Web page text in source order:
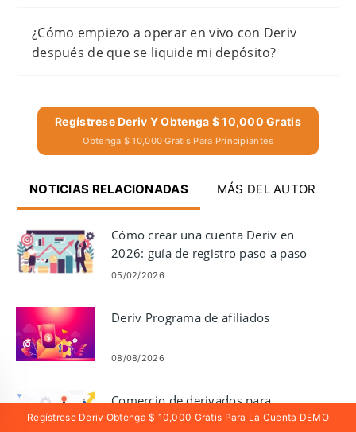
¿Cómo empiezo a operar en vivo con Deriv
después de que se liquide mi depósito?
Regístrese Deriv Y Obtenga $ 10,000 Gratis
Obtenga $ 10,000 Gratis Para Principiantes
NOTICIAS RELACIONADAS MÁS DEL AUTOR
Cómo crear una cuenta Deriv en
2026: guía de registro paso a paso
para principiantes
05/02/2026
Deriv Programa de afiliados
08/08/2026
Comercio de derivados para
principiantes: cómo negociar y
Regístrese Deriv Obtenga $ 10,000 Gratis Para La Cuenta DEMO